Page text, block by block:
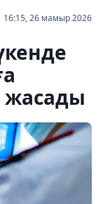
16:15, 26 мамыр 2026